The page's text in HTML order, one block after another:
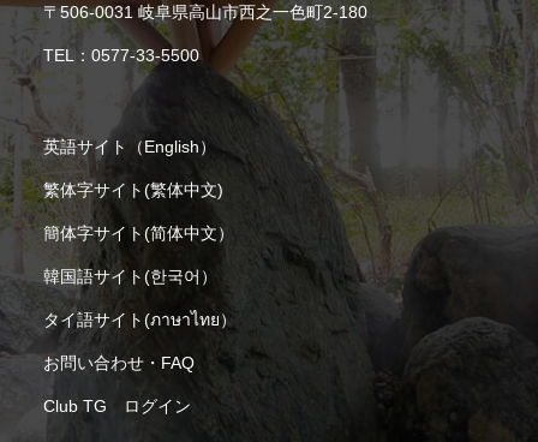
〒506-0031 岐阜県高山市西之一色町2-180
TEL： 0577-33-5500
英語サイト（English）
繁体字サイト(繁体中文)
簡体字サイト(简体中文）
韓国語サイト(한국어）
タイ語サイト(ภาษาไทย）
お問い合わせ・FAQ
Club TG ログイン